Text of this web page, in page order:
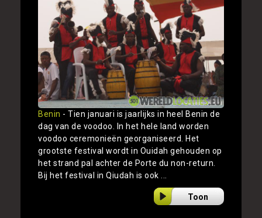
Benin - Tien januari is jaarlijks in heel Benin de
dag van de voodoo. In het hele land worden
voodoo ceremonieën georganiseerd. Het
grootste festival wordt in Ouidah gehouden op
het strand pal achter de Porte du non-return.
Bij het festival in Qiudah is ook ...
Toon